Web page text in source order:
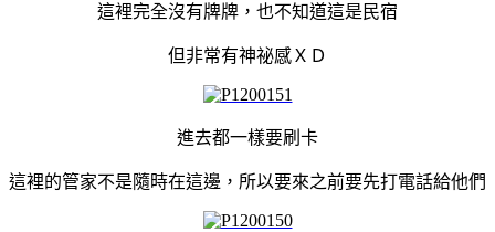
這裡完全沒有牌牌，也不知道這是民宿
但非常有神祕感ＸＤ
進去都一樣要刷卡
這裡的管家不是隨時在這邊，所以要來之前要先打電話給他們